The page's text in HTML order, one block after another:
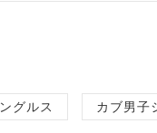
グルス カブ男子